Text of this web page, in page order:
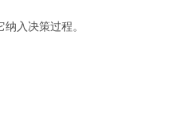
入决策过程。